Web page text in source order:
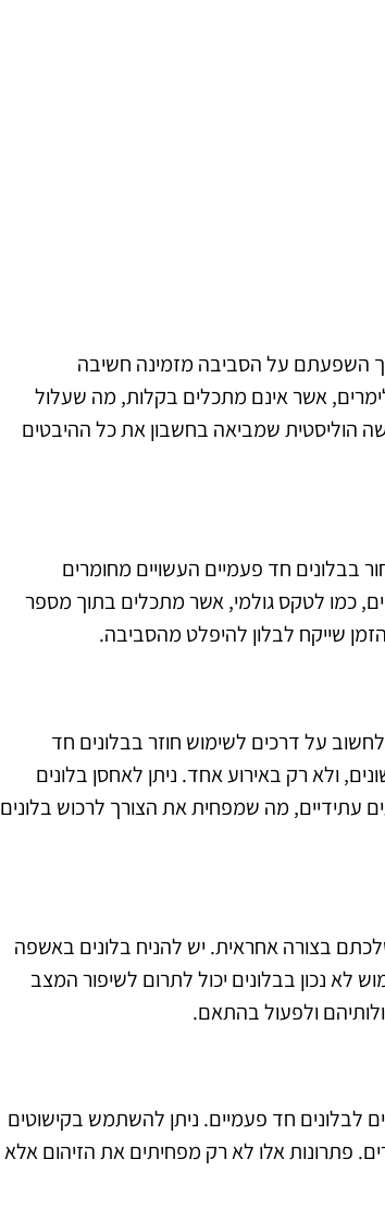
אך השפעתם על הסביבה מזמינה חשיבה
אשר אינם מתכלים בקלות, מה שעלול
הוליסטית שמביאה בחשבון את כל ההיבטים
חד פעמיים העשויים מחומרים
כמו לטקס גולמי, אשר מתכלים בתוך מספר
שייקח לבלון להיפלט מהסביבה.
על דרכים לשימוש חוזר בבלונים חד
ולא רק באירוע אחד. ניתן לאחסן בלונים
מה שמפחית את הצורך לרכוש בלונים
בצורה אחראית. יש להניח בלונים באשפה
לא נכון בבלונים יכול לתרום לשיפור המצב
ולפעול בהתאם.
לבלונים חד פעמיים. ניתן להשתמש בקישוטים
פתרונות אלו לא רק מפחיתים את הזיהום אלא